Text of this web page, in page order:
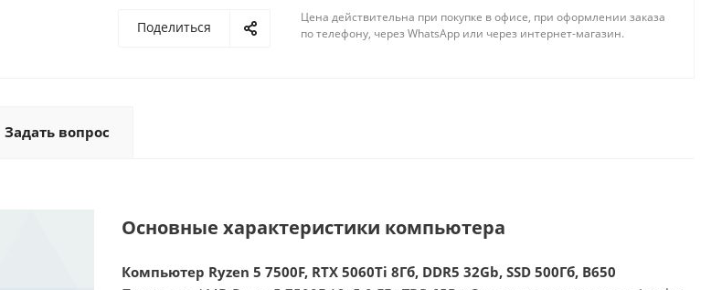
Поделиться
Цена действительна при покупке в офисе, при оформлении заказа
по телефону, через WhatsApp или через интернет-магазин.
Задать вопрос
Основные характеристики компьютера
Компьютер Ryzen 5 7500F, RTX 5060Ti 8Гб, DDR5 32Gb, SSD 500Гб, B650